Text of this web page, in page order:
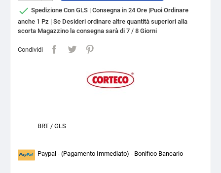
 Spedizione Con GLS | Consegna in 24 Ore |Puoi Ordinare
anche 1 Pz | Se Desideri ordinare altre quantità superiori alla
scorta Magazzino la consegna sarà di 7 / 8 Giorni
Condividi
BRT / GLS
Paypal - (Pagamento Immediato) - Bonifico Bancario